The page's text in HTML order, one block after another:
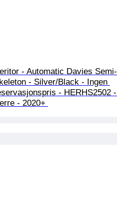
- Automatic Davies Semi-
- Silver/Black - Ingen
- HERHS2502 -
- 2020+